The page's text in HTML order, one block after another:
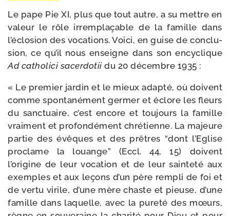
Le pape Pie XI, plus que tout autre, a su mettre en
valeur le rôle irrem­pla­çable de la famille dans
l’éclosion des voca­tions. Voici, en guise de conclu­
sion, ce qu’il nous enseigne dans son ency­clique
Ad catho­li­ci sacer­do­tii du 20 décembre 1935 :
« Le pre­mier jar­din et le mieux adap­té, où doivent
comme spon­ta­né­ment ger­mer et éclore les fleurs
du sanc­tuaire, c’est encore et tou­jours la famille
vrai­ment et pro­fon­dé­ment chré­tienne. La majeure
par­tie des évêques et des prêtres “dont l’Eglise
pro­clame la louange” (Eccl. 44, 15) doivent
l’origine de leur voca­tion et de leur sain­te­té aux
exemples et aux leçons d’un père rem­pli de foi et
de ver­tu virile, d’une mère chaste et pieuse, d’une
famille dans laquelle, avec la pure­té des mœurs,